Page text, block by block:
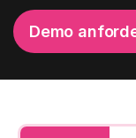
Dokumente,
der Microsoft
Sekunden zu
Demo